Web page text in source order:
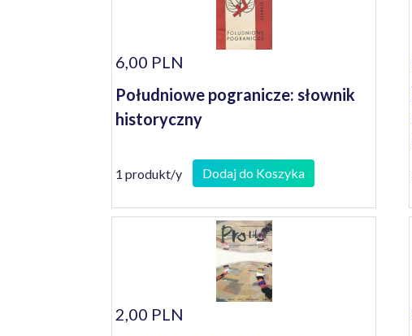
6,00 PLN
Południowe pogranicze: słownik
historyczny
1 produkt/y Dodaj do Koszyka
2,00 PLN